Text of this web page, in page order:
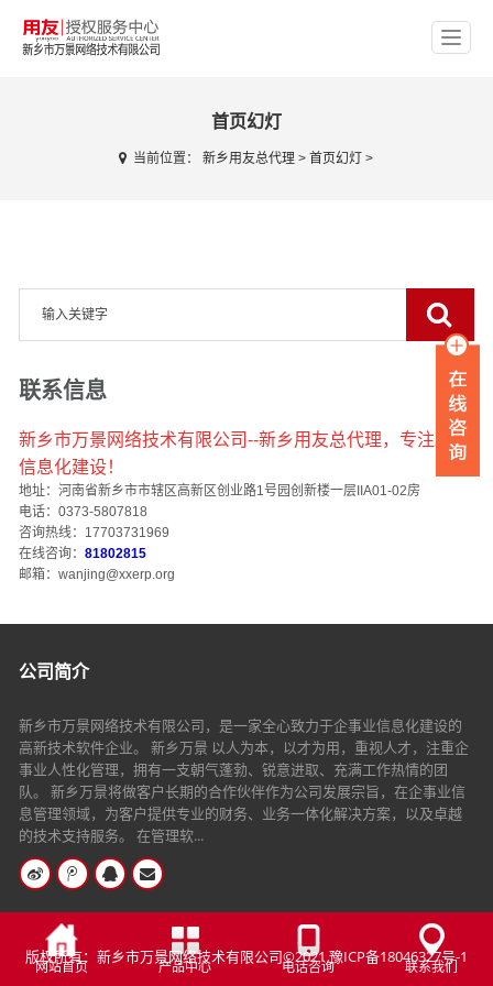
首页幻灯
当前位置：新乡用友总代理 >首页幻灯 >
联系信息
新乡市万景网络技术有限公司--新乡用友总代理，专注政企
信息化建设！
地址：河南省新乡市市辖区高新区创业路1号园创新楼一层IIA01-02房
电话：0373-5807818
咨询热线：17703731969
在线咨询：81802815
邮箱：wanjing@xxerp.org
公司简介
新乡市万景网络技术有限公司，是一家全心致力于企事业信息化建设的
高新技术软件企业。 新乡万景 以人为本，以才为用，重视人才，注重企
事业人性化管理，拥有一支朝气蓬勃、锐意进取、充满工作热情的团
队。 新乡万景将做客户长期的合作伙伴作为公司发展宗旨，在企事业信
息管理领域，为客户提供专业的财务、业务一体化解决方案，以及卓越
的技术支持服务。 在管理软...
版权所有：新乡市万景网络技术有限公司©2021豫ICP备18046327号-1
网站首页 产品中心 电话咨询 联系我们